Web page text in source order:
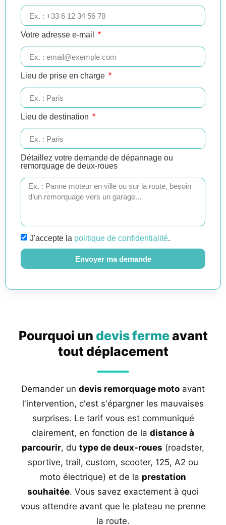
Votre adresse e-mail
Lieu de prise en charge
Lieu de destination
Détaillez votre demande de dépannage ou
remorquage de deux-roues
J'accepte la politique de confidentialité.
Envoyer ma demande
Pourquoi un devis fermeavant
tout déplacement
Demander un devis remorquage moto avant
l'intervention, c'est s'épargner les mauvaises
surprises. Le tarif vous est communiqué
clairement, en fonction de la distance à
parcourir, du type de deux-roues (roadster,
sportive, trail, custom, scooter, 125, A2 ou
moto électrique) et de la prestation
souhaitée. Vous savez exactement à quoi
vous attendre avant que le plateau ne prenne
la route.